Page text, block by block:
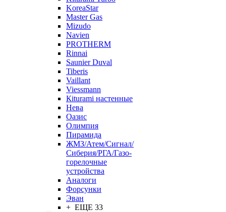
KoreaStar
Master Gas
Mizudo
Navien
PROTHERM
Rinnai
Saunier Duval
Tiberis
Vaillant
Viessmann
Кiturami настенные
Нева
Оазис
Олимпия
Пирамида
ЖМЗ/Атем/Сигнал/
Сиберия/РГА/Газо-
горелочные
устройства
Aналоги
Форсунки
Эван
+ ЕЩЕ 33